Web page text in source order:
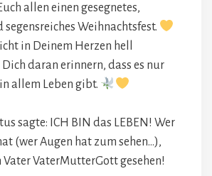
allen einen gesegnetes,
segensreiches Weihnachtsfest.
in Deinem Herzen hell
daran erinnern, dass es nur
allem Leben gibt.
sagte: ICH BIN das LEBEN! Wer
(wer Augen hat zum sehen…),
VaterMutterGott gesehen!